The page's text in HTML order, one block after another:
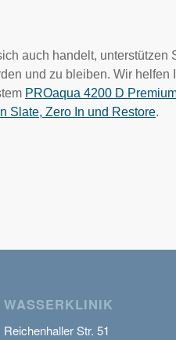
auch handelt,
und zu bleiben. Wir
PROaqua 4200 D
Slate, Zero In und Restore.
WASSERKLINIK
Reichenhaller Str. 51